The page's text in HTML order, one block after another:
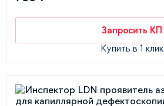
Запросить КП
Купить в 1 клик